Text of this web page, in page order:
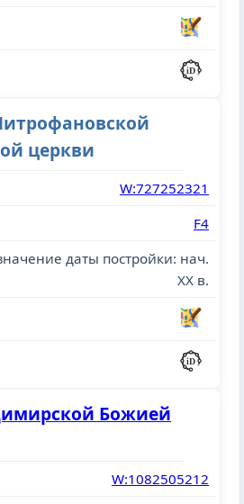
церкви
W:727252321
F4
даты постройки: нач.
XX в.
Божией
W:1082505212